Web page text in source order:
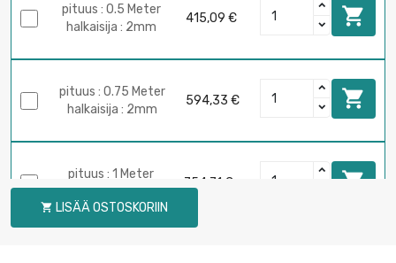
pituus : 0.5 Meter
halkaisija : 2mm
415,09 € 
pituus : 0.75 Meter
halkaisija : 2mm
594,33 € 
pituus : 1 Meter
halkaisija : 2mm
754,71 € 
 LISÄÄ OSTOSKORIIN